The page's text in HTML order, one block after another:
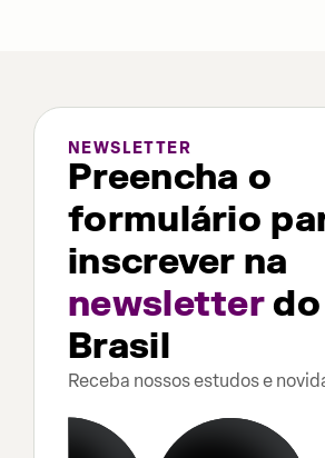
NEWSLETTER
Preencha o
formulário
inscrever na
newsletterdo
Brasil
Receba nossos estudos e